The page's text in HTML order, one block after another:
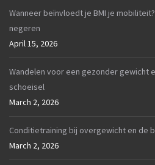
Wanneer beïnvloedt je BMI je
negeren
April 15, 2026
Wandelen voor een gezonder gewicht
schoeisel
March 2, 2026
Conditietraining bij overgewicht en de
March 2, 2026